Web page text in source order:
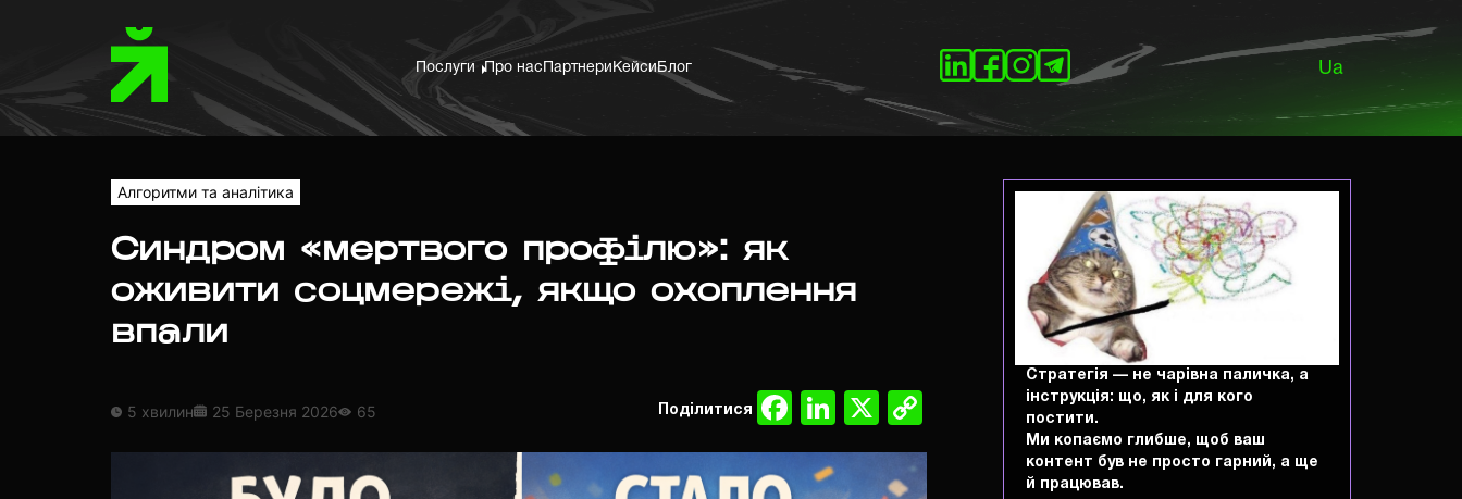
Послуги Про нас Партнери КейсиБлог Ua
Алгоритми та аналітика
Синдром «мертвого профілю»: як
оживити соцмережі, якщо охоплення
впали
5 хвилин 25 Березня 2026 65 Поділитися Facebook
LinkedIn
X
Link
Стратегія — не чарівна паличка, а
інструкція: що, як і для кого
постити.
Ми копаємо глибше, щоб ваш
контент був не просто гарний, а ще
й працював.